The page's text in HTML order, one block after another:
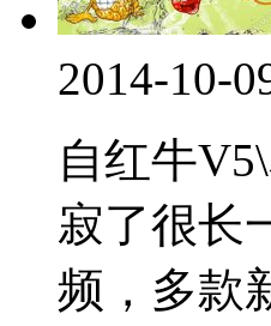
2014-10-
自红牛
寂了很长
频，多款